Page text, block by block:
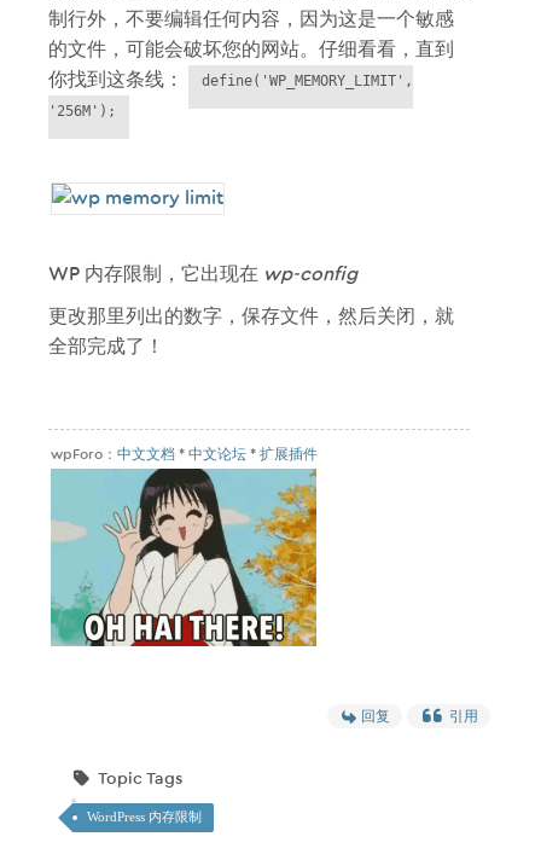
制行外，不要编辑任何内容，因为这是一个敏感
的文件，可能会破坏您的网站。仔细看看，直到
你找到这条线：
define('WP_MEMORY_LIMIT',
'256M');
WP 内存限制，它出现在 wp-config
更改那里列出的数字，保存文件，然后关闭，就
全部完成了！
wpForo： 中文文档 * 中文论坛 * 扩展插件
回复 引用
Topic Tags
WordPress 内存限制